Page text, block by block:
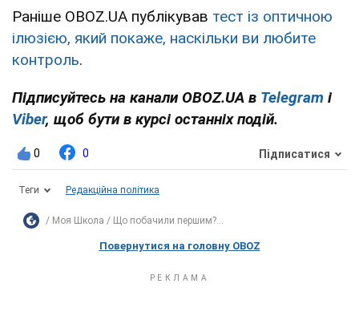
Раніше OBOZ.UA публікував тест із оптичною
ілюзією, який покаже, наскільки ви любите
контроль.
Підписуйтесь на канали OBOZ.UA в Telegram і
Viber, щоб бути в курсі останніх подій.
0 0 Підписатися
Теги Редакційна політика
Моя Школа Що побачили першим?...
Повернутися на головну OBOZ